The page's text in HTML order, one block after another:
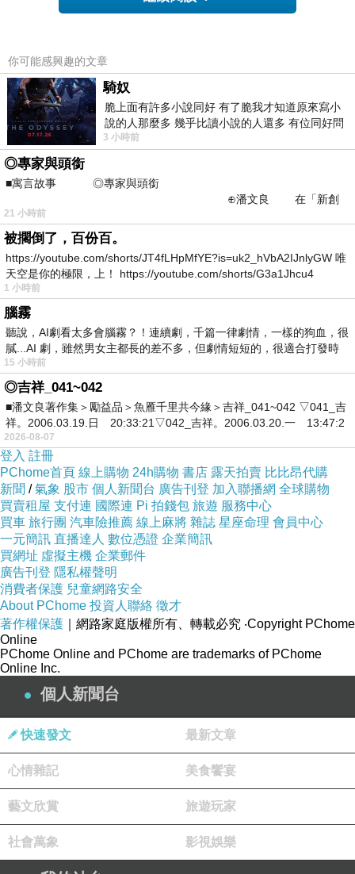
品
名
稱
【陳仙梅推薦】GM020二代特種活益菌新
裝版-16盒(30粒/盒)
食
品
類
型
軟膠囊
產
地
台灣
食
品
功
能
排便順暢
適
用
族
群
通用
保
存
期
限
2年
主
成
分
益生菌、乳酸菌
國
康
認
證
號
碼
無
商
你可能感興趣的文章
騎奴
脆上面有許多小說同好 有了脆我才知道原來寫小
說的人那麼多 幾乎比讀小說的人還多 有位同好問
了一個問題 她說為什麼高中文學獎的
3 小時前
◎專家與頭銜
■寓言故事 ◎專家與頭銜
⊕潘文良 在「新創
之谷」裡——
21 小時前
被擱倒了，百份百。
https://youtube.com/shorts/JT4fLHpMfYE?is=uk2_hVbA2IJnlyGW 唯
天空是你的極限，上！ https://youtube.com/shorts/G3a1Jhcu4
1 小時前
腦霧
聽說，AI劇看太多會腦霧？！連續劇，千篇一律劇情，一樣的狗血，很
膩...AI 劇，雖然男女主都長的差不多，但劇情短短的，很適合打發時
15 小時前
◎吉祥_041~042
■潘文良著作集＞勵益品＞魚雁千里共今緣＞吉祥_041~042 ▽041_吉
祥。2006.03.19.日 20:33:21▽042_吉祥。2006.03.20.一 13:47:2
2026-08-07
登入 註冊
PChome首頁 線上購物 24h購物 書店 露天拍賣 比比昂代購
新聞 /氣象 股市 個人新聞台 廣告刊登 加入聯播網 全球購物
買賣租屋 支付連 國際連 Pi 拍錢包 旅遊 服務中心
買車 旅行團 汽車險推薦 線上麻將 雜誌 星座命理 會員中心
一元簡訊 直播達人 數位憑證 企業簡訊
買網址 虛擬主機 企業郵件
廣告刊登 隱私權聲明
消費者保護 兒童網路安全
About PChome 投資人聯絡 徵才
著作權保護 ｜網路家庭版權所有、轉載必究 ‧Copyright PChome
Online
PChome Online and PChome are trademarks of PChome
Online Inc.
個人新聞台
快速發文 最新文章
心情雜記 美食饗宴
藝文欣賞 旅遊玩家
社會萬象 影視娛樂